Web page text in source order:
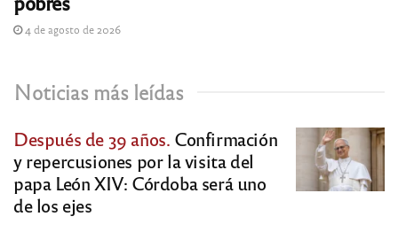
4 de agosto de 2026
Noticias más leídas
Después de 39 años. Confirmación
y repercusiones por la visita del
papa León XIV: Córdoba será uno
de los ejes